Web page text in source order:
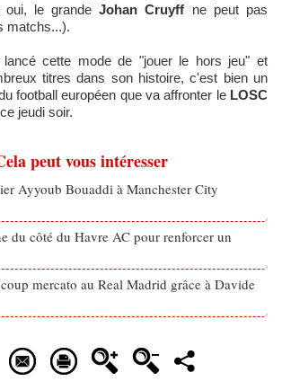
oui, le grandeJohan Cruyff ne peut pas
matchs...).
cette mode de "jouer le hors jeu" et
titres dans son histoire, c'est bien un
football européen que va affronter le LOSC
jeudi soir.
peut vous intéresser
Ayyoub Bouaddi à Manchester City
du côté du Havre AC pour renforcer un
mercato au Real Madrid grâce à Davide